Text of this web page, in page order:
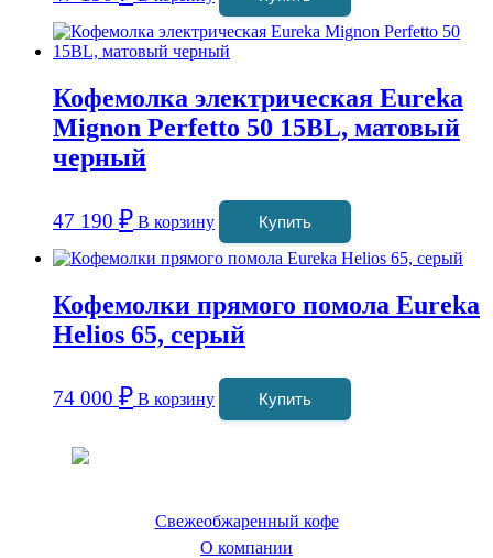
Кофемолка электрическая Eureka
Mignon Perfetto 50 15BL, матовый
черный
47 190 ₽ В корзину Купить
Кофемолки прямого помола Eureka
Helios 65, серый
74 000 ₽ В корзину Купить
Свежеобжаренный кофе
О компании